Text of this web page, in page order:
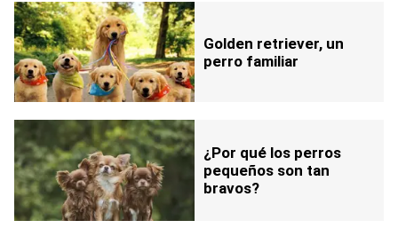
Golden retriever, un
perro familiar
¿Por qué los perros
pequeños son tan
bravos?